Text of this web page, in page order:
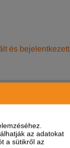
az adatokat
a sütikről az
és bejelentkezett